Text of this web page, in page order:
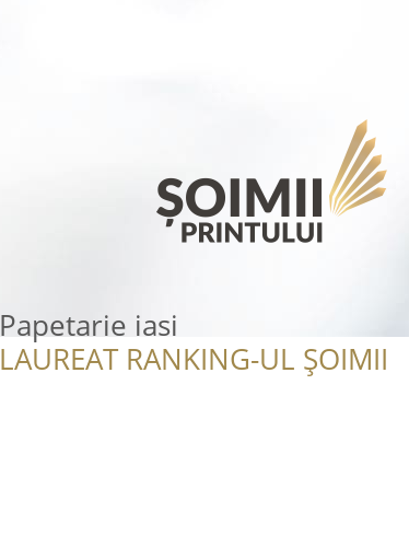
Papetarie iasi
LAUREAT RANKING-UL ȘOIMII